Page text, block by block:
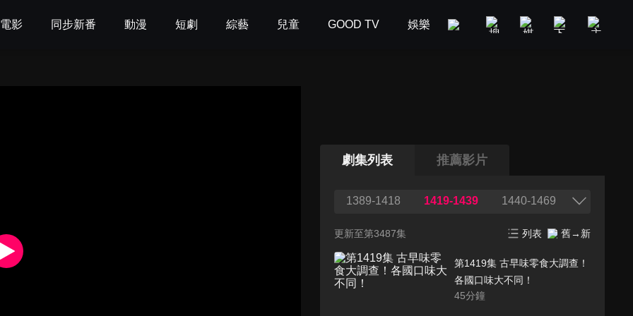
電影 同步新番 動漫 短劇 綜藝 兒童 GOOD TV 娛樂 美食旅遊 新聞政論
劇集列表 推薦影片
1389-1418 1419-1439 1440-1469
更新至第3487集 列表 舊→新
第1419集 古早味零食大調查！
各國口味大不同！
45分鐘